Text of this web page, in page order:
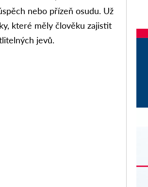
nebo přízeň osudu. Už
které měly člověku zajistit
jevů.